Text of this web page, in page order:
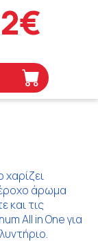
άρωμα
και τις
All in One για